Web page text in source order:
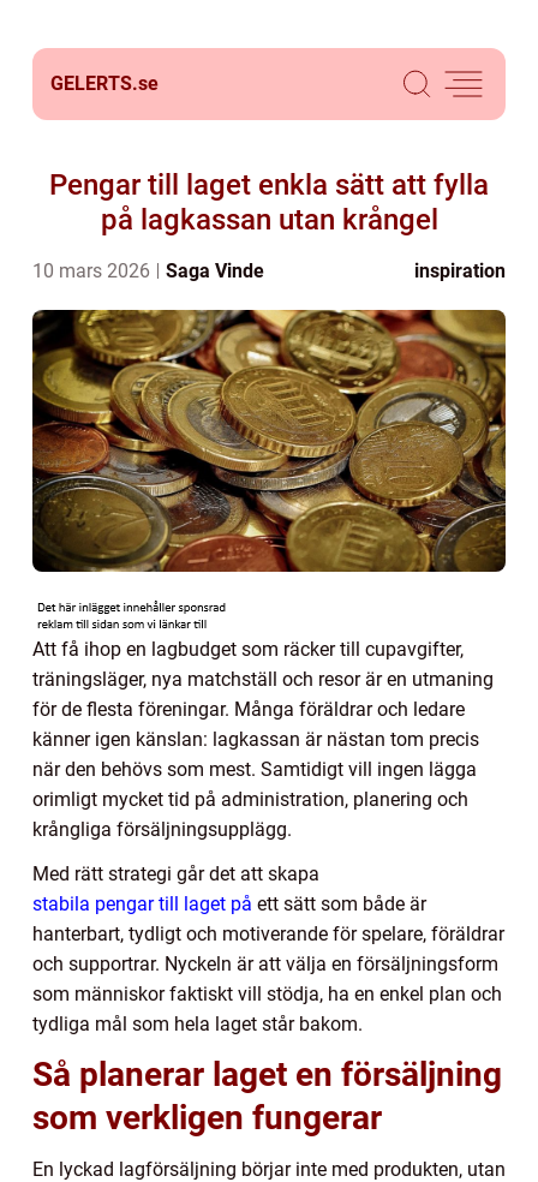
GELERTS.se
Pengar till laget enkla sätt att fylla
på lagkassan utan krångel
10 mars 2026 Saga Vinde inspiration
Att få ihop en lagbudget som räcker till cupavgifter,
träningsläger, nya matchställ och resor är en utmaning
för de flesta föreningar. Många föräldrar och ledare
känner igen känslan: lagkassan är nästan tom precis
när den behövs som mest. Samtidigt vill ingen lägga
orimligt mycket tid på administration, planering och
krångliga försäljningsupplägg.
Med rätt strategi går det att skapa
stabila pengar till laget på ett sätt som både är
hanterbart, tydligt och motiverande för spelare, föräldrar
och supportrar. Nyckeln är att välja en försäljningsform
som människor faktiskt vill stödja, ha en enkel plan och
tydliga mål som hela laget står bakom.
Så planerar laget en försäljning
som verkligen fungerar
En lyckad lagförsäljning börjar inte med produkten, utan